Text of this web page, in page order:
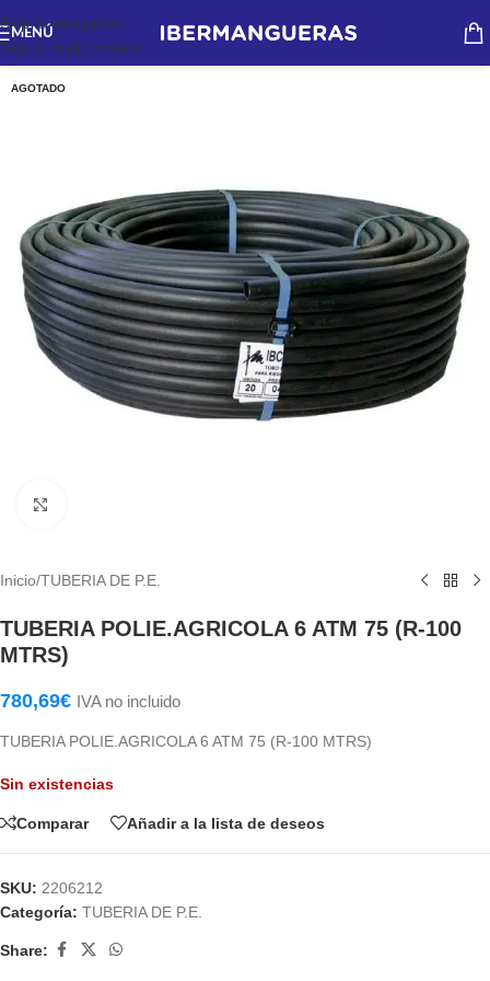
Skip to navigation
Skip to main content
MENÚ
AGOTADO
Inicio/TUBERIA DE P.E.
TUBERIA POLIE.AGRICOLA 6 ATM 75 (R-100
MTRS)
780,69€ IVA no incluido
TUBERIA POLIE.AGRICOLA 6 ATM 75 (R-100 MTRS)
Sin existencias
Comparar Añadir a la lista de deseos
SKU: 2206212
Categoría: TUBERIA DE P.E.
Share: